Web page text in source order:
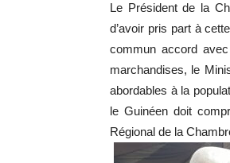
Le Président de la
d’avoir pris part à
commun accord
marchandises, le
abordables à la
le Guinéen doit
Régional de la